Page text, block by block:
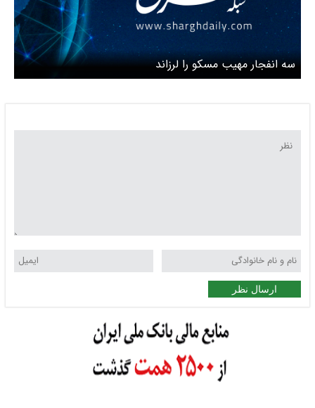
سه انفجار مهیب مسکو را لرزاند
ارسال نظر